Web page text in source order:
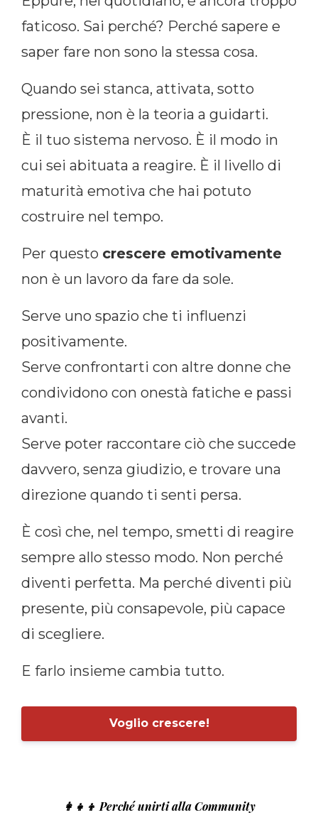
faticoso. Sai perché? Perché sapere e
saper fare non sono la stessa cosa.
Quando sei stanca, attivata, sotto
pressione, non è la teoria a guidarti.
È il tuo sistema nervoso. È il modo in
cui sei abituata a reagire. È il livello di
maturità emotiva che hai potuto
costruire nel tempo.
Per questo crescere emotivamente
non è un lavoro da fare da sole.
Serve uno spazio che ti influenzi
positivamente.
Serve confrontarti con altre donne che
condividono con onestà fatiche e passi
avanti.
Serve poter raccontare ciò che succede
davvero, senza giudizio, e trovare una
direzione quando ti senti persa.
È così che, nel tempo, smetti di reagire
sempre allo stesso modo. Non perché
diventi perfetta. Ma perché diventi più
presente, più consapevole, più capace
di scegliere.
E farlo insieme cambia tutto.
Voglio crescere!
👩‍👧‍👦 Perché unirti alla Community